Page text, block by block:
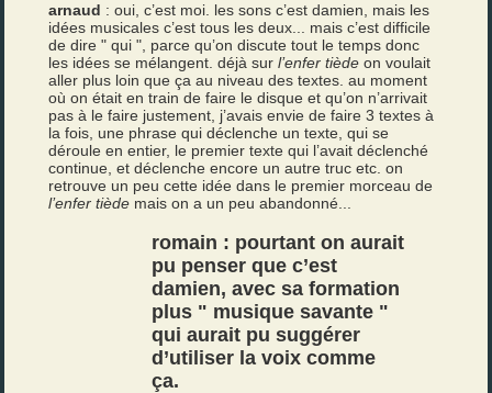
arnaud : oui, c’est moi. les sons c’est damien, mais les
idées musicales c’est tous les deux... mais c’est difficile
de dire " qui ", parce qu’on discute tout le temps donc
les idées se mélangent. déjà surl’enfer tiède on voulait
aller plus loin que ça au niveau des textes. au moment
où on était en train de faire le disque et qu’on n’arrivait
pas à le faire justement, j’avais envie de faire 3 textes à
la fois, une phrase qui déclenche un texte, qui se
déroule en entier, le premier texte qui l’avait déclenché
continue, et déclenche encore un autre truc etc. on
retrouve un peu cette idée dans le premier morceau de
l’enfer tiède mais on a un peu abandonné...
romain : pourtant on aurait
pu penser que c’est
damien, avec sa formation
plus " musique savante "
qui aurait pu suggérer
d’utiliser la voix comme
ça.